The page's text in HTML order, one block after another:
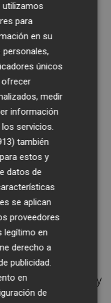
"potente".
ha
"potente es
una
que la sociedad
y ha
sector y
Punt".
durante
deCanal 9
planteó y cómo
coincide
"enorme" y "muy
y de las
para
en su
únicos
ofrecer
medir
información
servicios.
también
estos y
datos de
se aplican
proveedores
legítimo en
derecho a
publicidad.
en
de